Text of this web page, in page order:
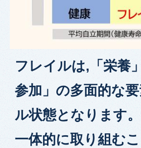
フレイルは,「栄養
参加」の多面的な
ル状態となります
一体的に取り組む